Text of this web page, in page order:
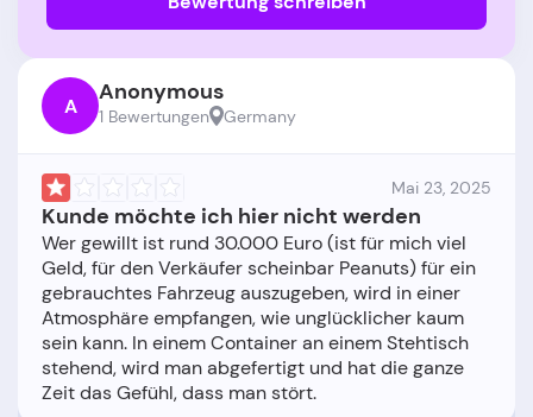
A Anonymous
1 Bewertungen Germany
Mai 23, 2025
Kunde möchte ich hier nicht werden
Wer gewillt ist rund 30.000 Euro (ist für mich viel
Geld, für den Verkäufer scheinbar Peanuts) für ein
gebrauchtes Fahrzeug auszugeben, wird in einer
Atmosphäre empfangen, wie unglücklicher kaum
sein kann. In einem Container an einem Stehtisch
stehend, wird man abgefertigt und hat die ganze